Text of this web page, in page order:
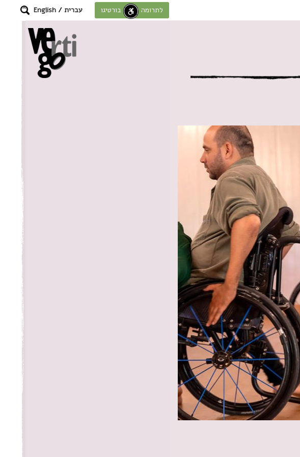
לתרומה לחוסן בורטיגו עברית /
English